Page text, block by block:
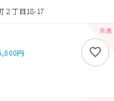
２丁目18-17
円